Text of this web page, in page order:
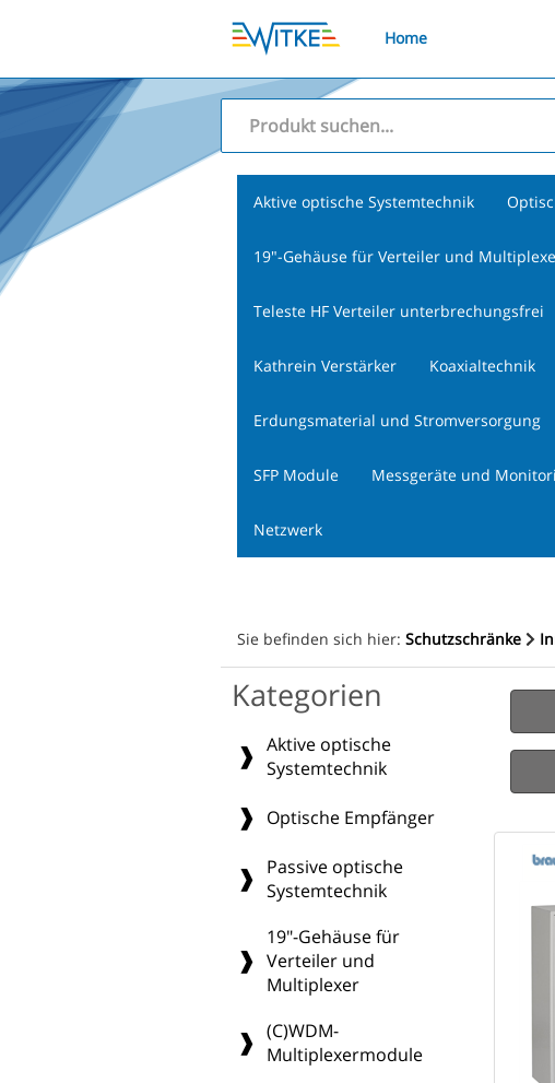
Home
Aktive optische Systemtechnik
19"-Gehäuse für Verteiler und
Teleste HF Verteiler unterbrechungsfrei
Kathrein Verstärker Koaxialtechnik
Erdungsmaterial und Stromversorgung
SFP Module Messgeräte und
Netzwerk
Sie befinden sich hier: Schutzschränke
Kategorien
Aktive optische
Systemtechnik
Optische Empfänger
Passive optische
Systemtechnik
19"-Gehäuse für
Verteiler und
Multiplexer
(C)WDM-
Multiplexermodule